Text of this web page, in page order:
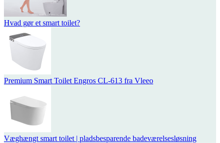
Hvad gør et smart toilet?
Premium Smart Toilet Engros CL-613 fra Vleeo
Væghængt smart toilet | pladsbesparende badeværelsesløsning